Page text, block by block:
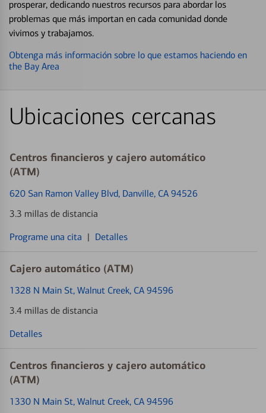
prosperar, dedicando nuestros recursos para abordar los
problemas que más importan en cada comunidad donde
vivimos y trabajamos.
Obtenga más información sobre lo que estamos haciendo en
the Bay Area
Ubicaciones cercanas
Centros financieros y cajero automático
(ATM)
620 San Ramon Valley Blvd, Danville, CA 94526
3.3 millas de distancia
Programe una cita | Detalles
Cajero automático (ATM)
1328 N Main St, Walnut Creek, CA 94596
3.4 millas de distancia
Detalles
Centros financieros y cajero automático
(ATM)
1330 N Main St, Walnut Creek, CA 94596